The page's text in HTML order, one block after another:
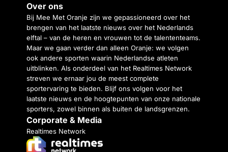
Over ons
Bij Mee Met Oranje zijn we gepassioneerd over het
brengen van het laatste nieuws over het Nederlands
elftal – van de heren en vrouwen tot de talententeams.
Maar we gaan verder dan alleen Oranje: we volgen
ook andere sporten waarin Nederlandse atleten
uitblinken. Als onderdeel van het Realtimes Network
streven we ernaar jou de meest complete
sportervaring te bieden. Blijf ons volgen voor het
laatste nieuws en de hoogtepunten van onze nationale
sporters, zowel binnen als buiten de landsgrenzen.
Corporate & Media
Realtimes Network